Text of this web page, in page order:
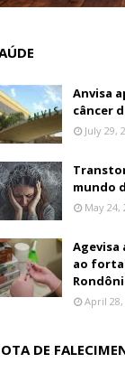
Anvisa
câncer
July 29,
mundo
May 24,
ao
April 28,
DE